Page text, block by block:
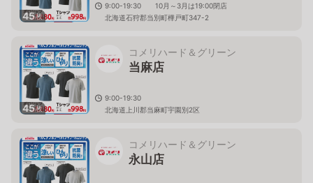
45枚
9:00-19:30 10月～3月は19:00閉店
北海道石狩郡当別町樺戸町347-2
45枚
コメリハード＆グリーン
当麻店
9:00-19:30
北海道上川郡当麻町宇園別2区
コメリハード＆グリーン
永山店